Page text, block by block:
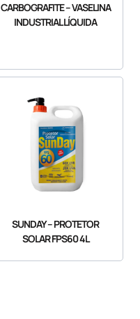
CARBOGRAFITE – VASELINA
INDUSTRIAL LÍQUIDA
SUNDAY – PROTETOR
SOLAR FPS60 4L